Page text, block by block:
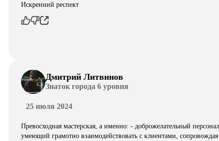
Искренний респект
Дмитрий Литвинов
Знаток города 6 уровня
25 июля 2024
Превосходная мастерская, а именно: - доброжелательный
умеющий грамотно взаимодействовать с клиентами,